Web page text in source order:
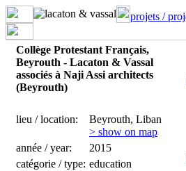
projets /
Collège Protestant Français,
Beyrouth - Lacaton & Vassal
associés à Naji Assi architects
(Beyrouth)
lieu / location:
Beyrouth, Liban
> show on map
année / year:
2015
catégorie / type: education